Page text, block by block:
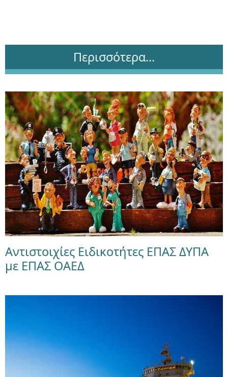
Περισσότερα...
Αντιστοιχίες Ειδικοτήτες ΕΠΑΣ ΔΥΠΑ
με ΕΠΑΣ ΟΑΕΔ